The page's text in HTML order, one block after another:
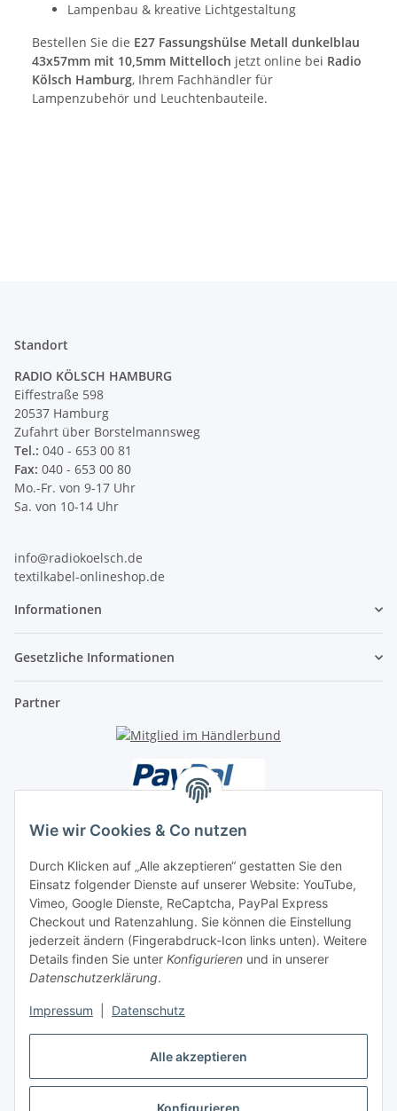
Alle akzeptieren
Wie wir Cookies & Co nutzen
Durch Klicken auf „Alle akzeptieren“ gestatten Sie den
Einsatz folgender Dienste auf unserer Website: YouTube,
Vimeo, Google Dienste, ReCaptcha, PayPal Express
Checkout und Ratenzahlung. Sie können die Einstellung
jederzeit ändern (Fingerabdruck-Icon links unten). Weitere
Details finden Sie unter Konfigurieren und in unserer
Datenschutzerklärung.
Impressum Datenschutz
Lampenbau & kreative Lichtgestaltung
Bestellen Sie die E27 Fassungshülse Metall dunkelblau
43x57mm mit 10,5mm Mittelloch jetzt online bei Radio
Kölsch Hamburg, Ihrem Fachhändler für
Lampenzubehör und Leuchtenbauteile.
Standort
RADIO KÖLSCH HAMBURG
Eiffestraße 598
20537 Hamburg
Zufahrt über Borstelmannsweg
Tel.: 040 - 653 00 81
Fax: 040 - 653 00 80
Mo.-Fr. von 9-17 Uhr
Sa. von 10-14 Uhr
info@radiokoelsch.de
textilkabel-onlineshop.de
Informationen
Gesetzliche Informationen
Partner
Unsere Seiten
Social Media
Vertrag widerrufen
* Alle Preise inkl. gesetzlicher USt., ** siehe Lieferbedingungen, zzgl.